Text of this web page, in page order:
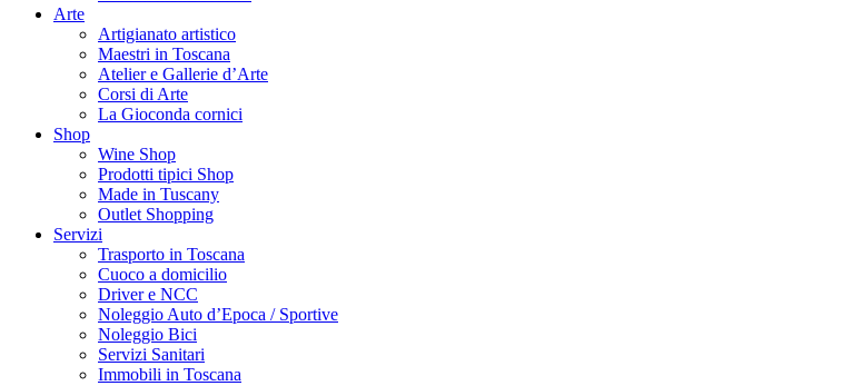
Arte
Artigianato artistico
Maestri in Toscana
Atelier e Gallerie d’Arte
Corsi di Arte
La Gioconda cornici
Shop
Wine Shop
Prodotti tipici Shop
Made in Tuscany
Outlet Shopping
Servizi
Trasporto in Toscana
Cuoco a domicilio
Driver e NCC
Noleggio Auto d’Epoca / Sportive
Noleggio Bici
Servizi Sanitari
Immobili in Toscana